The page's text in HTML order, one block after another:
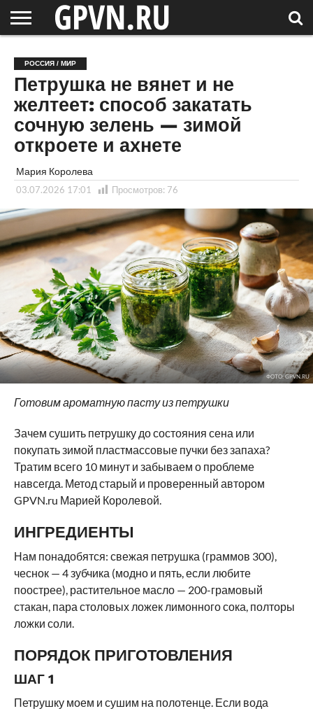
ОБЛАСТЬ
НОВОСТИ
СОСЕДЕЙ
РОССИЯ
/ МИР
СПЕЦПРОЕКТЫ
БЛОГ
СТАТЬИ
ФОТОРЕПОРТАЖИ
ИНТЕРВЬЮ
ОБЪЕКТЫ
ПОДБОРКИ
РОССИЯ / МИР
Петрушка не вянет и не
желтеет: способ закатать
сочную зелень — зимой
откроете и ахнете
Мария Королева
03.07.2026 17:01 Просмотров: 76
ФОТО: GPVN.RU
Готовим ароматную пасту из петрушки
Зачем сушить петрушку до состояния сена или
покупать зимой пластмассовые пучки без запаха?
Тратим всего 10 минут и забываем о проблеме
навсегда. Метод старый и проверенный автором
GPVN.ru Марией Королевой.
ИНГРЕДИЕНТЫ
Нам понадобятся: свежая петрушка (граммов 300),
чеснок — 4 зубчика (модно и пять, если любите
поострее), растительное масло — 200-грамовый
стакан, пара столовых ложек лимонного сока, полторы
ложки соли.
ПОРЯДОК ПРИГОТОВЛЕНИЯ
ШАГ 1
Петрушку моем и сушим на полотенце. Если вода